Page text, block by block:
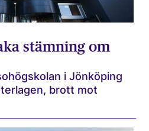
stämning om
i Jönköping
brott mot